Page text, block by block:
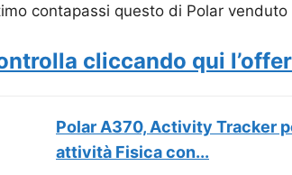
contapassi questo di Polar
cliccando qui
Polar A370, Activity Tracker
attività Fisica con...